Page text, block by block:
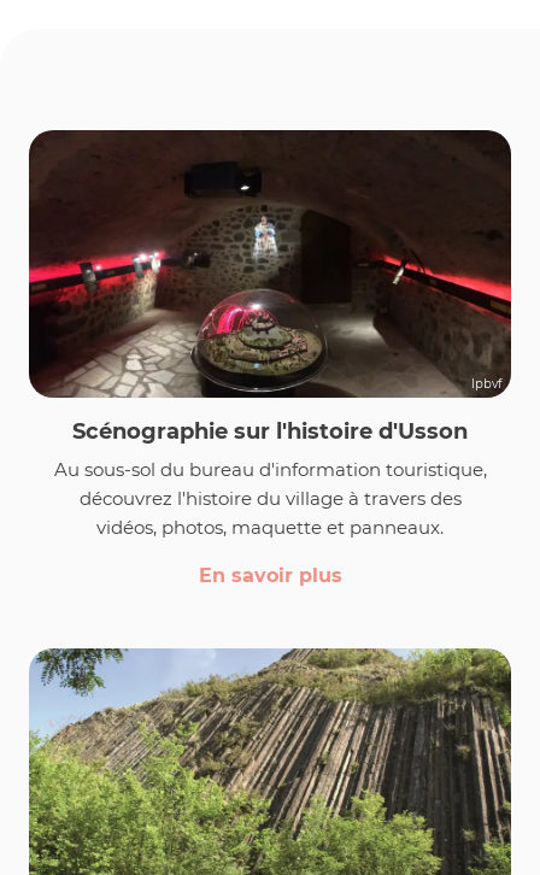
lpbvf
Scénographie sur l'histoire d'Usson
Au sous-sol du bureau d'information touristique,
découvrez l'histoire du village à travers des
vidéos, photos, maquette et panneaux.
En savoir plus